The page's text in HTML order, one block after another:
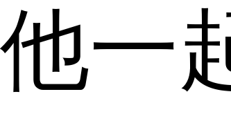
他一